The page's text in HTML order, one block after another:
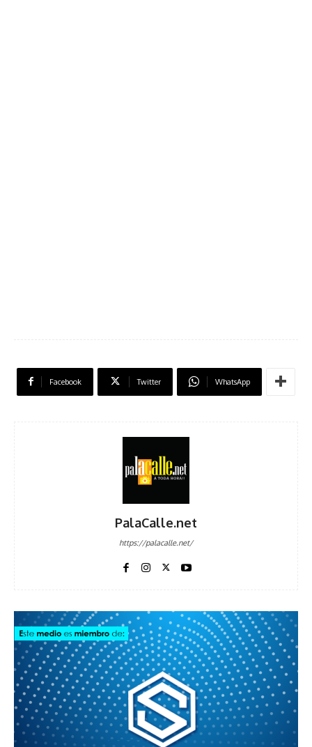
Facebook Twitter WhatsApp
PalaCalle.net
https://palacalle.net/